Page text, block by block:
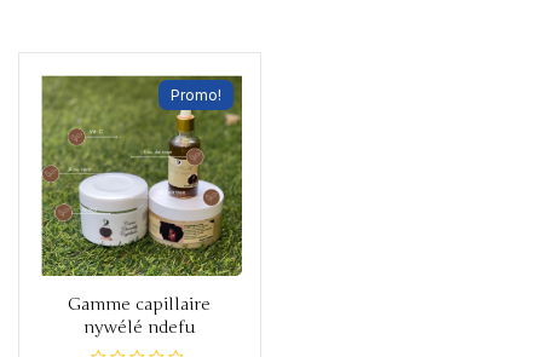
Promo!
Gamme capillaire
nywélé ndefu